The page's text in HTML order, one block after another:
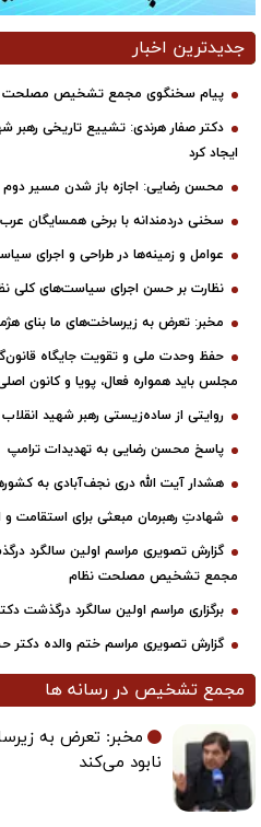
جدیدترین اخبار
پیام سخنگوی مجمع تشخیص مصلحت
دکتر صفار هرندی: تشییع تاریخی رهبر
ایجاد کرد
محسن رضایی: اجازه باز شدن مسیر دوم
سخنی دردمندانه با برخی همسایگان
عوامل و زمینه‌ها در طراحی و اجرای
نظارت بر حسن اجرای سیاست‌های کلی
مخبر: تعرض به زیرساخت‌های ما بنای
حفظ وحدت ملی و تقویت جایگاه
مجلس باید همواره فعال، پویا و کانون
روایتی از ساده‌زیستی رهبر شهید انقلاب
پاسخ محسن رضایی به تهدیدات ترامپ
هشدار آیت الله دری نجف‌آبادی به
شهادتِ رهبرمان مبعثی برای استقامت
گزارش تصویری مراسم اولین سالگرد
مجمع تشخیص مصلحت نظام
برگزاری مراسم اولین سالگرد درگذشت
گزارش تصویری مراسم ختم والده دکتر حسین
مجمع تشخیص در رسانه ها
مخبر: تعرض به
نابود می‌کند